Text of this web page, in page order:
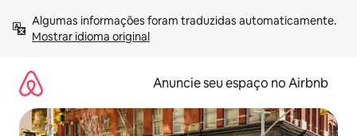
para
Mostrar idioma original
Anuncie seu espaço no Airbnb